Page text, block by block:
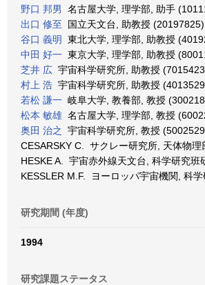
野口 邦男
名古屋大学, 理学部, 助手
出口 修至 国立天文台, 助教授 (20197825)
谷口 義明
東北大学, 理学部, 助教授
中田 好一 東京大学, 理学部, 助教授
芝井 広 宇宙科学研究所, 助教授
村上 浩 宇宙科学研究所, 助教授
若松 謙一 岐阜大学, 教養部, 教授
松本 敏雄 名古屋大学, 理学部, 教授
奥田 治之
宇宙科学研究所, 教授
CESARSKY C. サクレー研究所, 天体物理
HESKE A. 宇宙赤外線天文台, 科学研究班
KESSLER M.F. ヨーロッパ宇宙機関, 科
研究期間 (年度)
1994
研究課題ステータス